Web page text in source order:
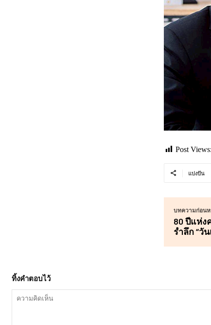
Post Views:
แบ่งปัน
บทความก่อน
80 ปีแห่ง
รำลึก “วั
ทิ้งคำตอบไว้